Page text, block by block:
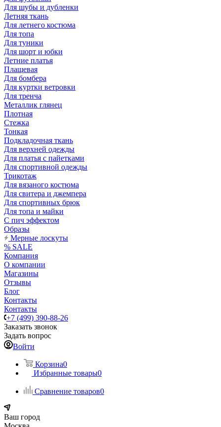
Для шубы и дубленки
Летняя ткань
Для летнего костюма
Для топа
Для туники
Для шорт и юбки
Летние платья
Плащевая
Для бомбера
Для куртки ветровки
Для тренча
Металлик глянец
Плотная
Стежка
Тонкая
Подкладочная ткань
Для верхней одежды
Для платья с пайетками
Для спортивной одежды
Трикотаж
Для вязаного костюма
Для свитера и джемпера
Для спортивных брюк
Для топа и майки
С пич эффектом
Образы
Мерные лоскуты
% SALE
Компания
О компании
Магазины
Отзывы
Блог
Контакты
Контакты
+7 (499) 390-88-26
Заказать звонок
Задать вопрос
Войти
Корзина0
Избранные товары0
Сравнение товаров0
Ваш город